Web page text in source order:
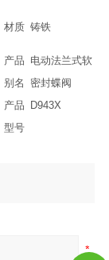
材质 铸铁
产品
别名
电动法兰式软
密封蝶阀
产品
型号
D943X